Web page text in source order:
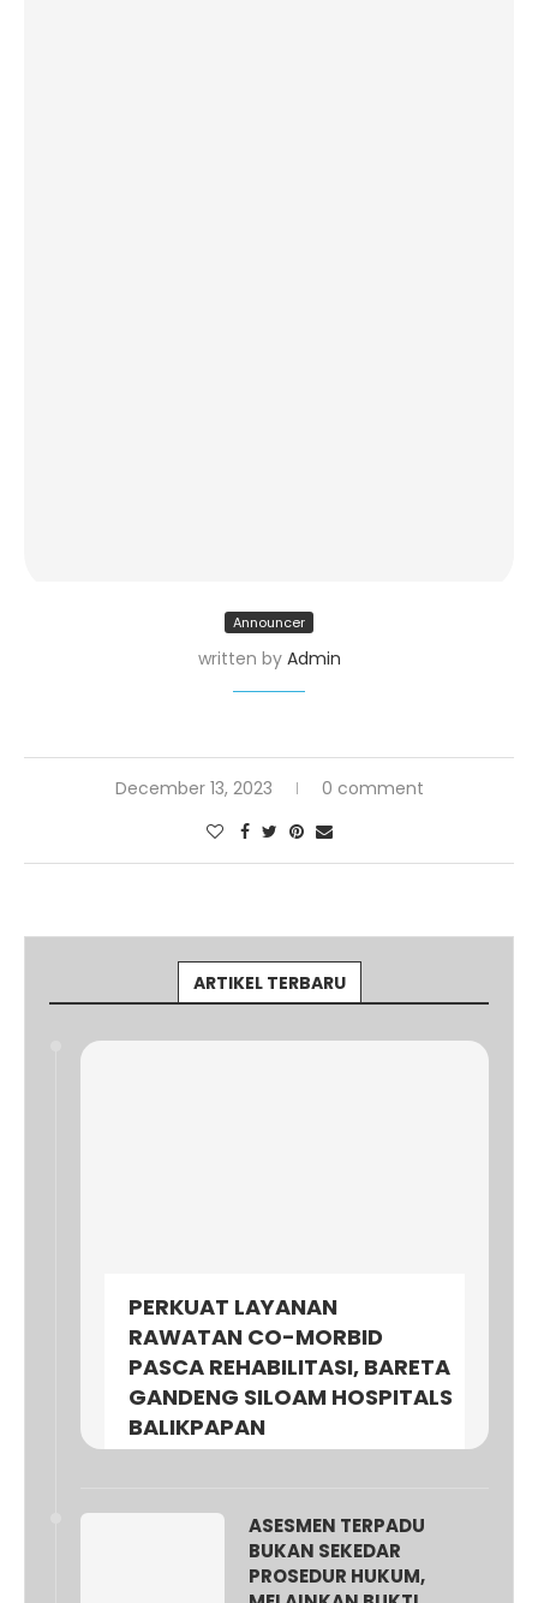
Announcer
written by Admin
December 13, 2023 0 comment
ARTIKEL TERBARU
PERKUAT LAYANAN
RAWATAN CO-MORBID
PASCA REHABILITASI, BARETA
GANDENG SILOAM HOSPITALS
BALIKPAPAN
ASESMEN TERPADU
BUKAN SEKEDAR
PROSEDUR HUKUM,